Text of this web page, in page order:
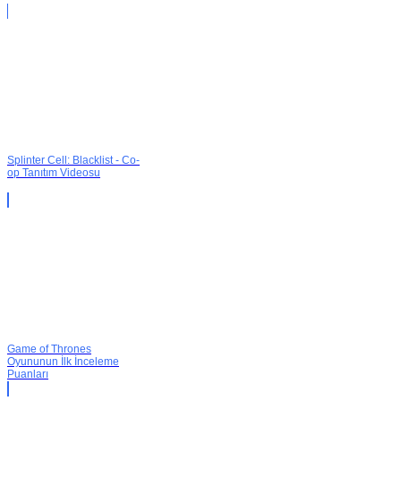
Splinter Cell: Blacklist - Co-
op Tanıtım Videosu
Game of Thrones
Oyununun İlk İnceleme
Puanları